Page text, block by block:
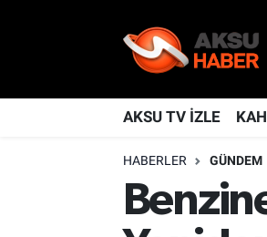
AKSU TV İZLE
HABERLER GÜNDEM
KAHRAMANMARAŞ
Nöbetçi Eczaneler
Hava Durumu
Kahramanmaraş Namaz
Trafik Durumu